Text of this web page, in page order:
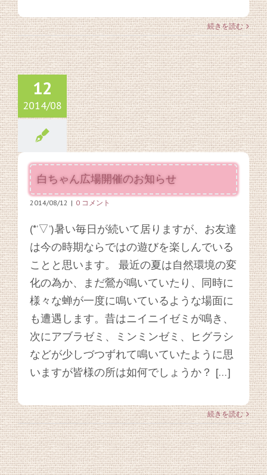
続きを読む
12
2014/08
白ちゃん広場開催のお知らせ
2014/08/12 | 0 コメント
(*’▽’)暑い毎日が続いて居りますが、お友達
は今の時期ならではの遊びを楽しんでいる
ことと思います。 最近の夏は自然環境の変
化の為か、まだ鶯が鳴いていたり、同時に
様々な蝉が一度に鳴いているような場面に
も遭遇します。昔はニイニイゼミが鳴き、
次にアブラゼミ、ミンミンゼミ、ヒグラシ
などが少しづつずれて鳴いていたように思
いますが皆様の所は如何でしょうか？ […]
続きを読む